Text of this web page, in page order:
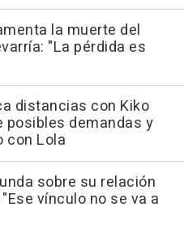
la muerte del
"La pérdida es
distancias con Kiko
posibles demandas y
con Lola
sobre su relación
vínculo no se va a